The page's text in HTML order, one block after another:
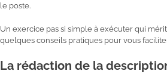
le poste.
Un exercice pas si simple à exécuter qui
quelques conseils pratiques pour vous
La rédaction de la